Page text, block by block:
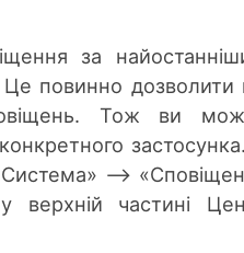
за
повинно дозволити
Тож ви
–>
верхній частині